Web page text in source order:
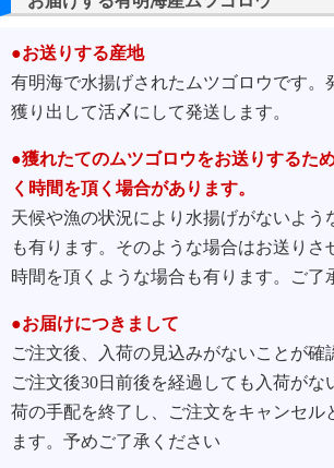
●お送りする産地
有明海で水揚げされたムツゴロウです。
獲り出して活〆にして発送します。
●獲れたてのムツゴロウをお送りするた
く時間を頂く場合があります。
天候や漁の状況により水揚げがないよう
も有ります。そのような場合はお送りさ
時間を頂くような場合も有ります。ご了
●お届けにつきまして
ご注文後、入荷の見込みがないことが確
ご注文後30日前後を経過しても入荷がな
荷の手配を終了し、ご注文をキャンセル
ます。予めご了承ください